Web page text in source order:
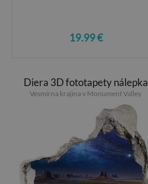
19.99 €
Diera 3D fototapety nálepka
Vesmírna krajina v Monument Valley